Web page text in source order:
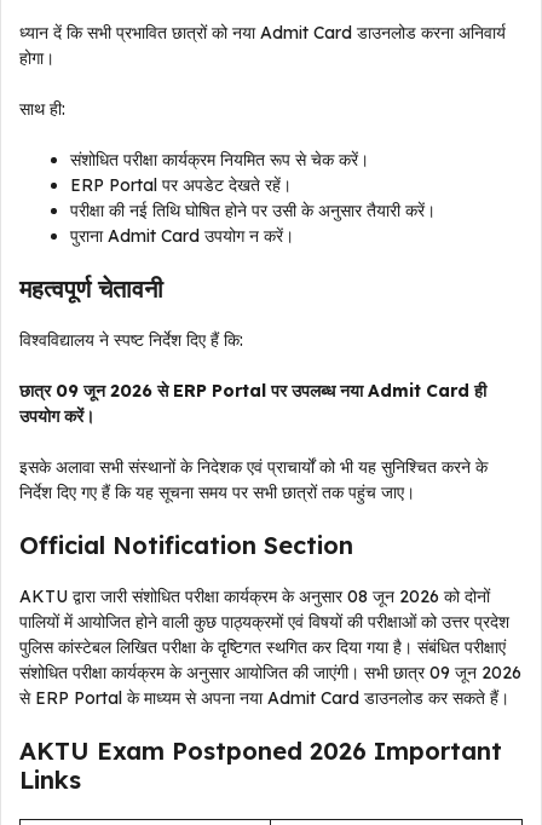
ध्यान दें कि सभी प्रभावित छात्रों को नया Admit Card डाउनलोड करना अनिवार्य
होगा।
साथ ही:
संशोधित परीक्षा कार्यक्रम नियमित रूप से चेक करें।
ERP Portal पर अपडेट देखते रहें।
परीक्षा की नई तिथि घोषित होने पर उसी के अनुसार तैयारी करें।
पुराना Admit Card उपयोग न करें।
महत्वपूर्ण चेतावनी
विश्वविद्यालय ने स्पष्ट निर्देश दिए हैं कि:
छात्र 09 जून 2026 से ERP Portal पर उपलब्ध नया Admit Card ही
उपयोग करें।
इसके अलावा सभी संस्थानों के निदेशक एवं प्राचार्यों को भी यह सुनिश्चित करने के
निर्देश दिए गए हैं कि यह सूचना समय पर सभी छात्रों तक पहुंच जाए।
Official Notification Section
AKTU द्वारा जारी संशोधित परीक्षा कार्यक्रम के अनुसार 08 जून 2026 को दोनों
पालियों में आयोजित होने वाली कुछ पाठ्यक्रमों एवं विषयों की परीक्षाओं को उत्तर प्रदेश
पुलिस कांस्टेबल लिखित परीक्षा के दृष्टिगत स्थगित कर दिया गया है। संबंधित परीक्षाएं
संशोधित परीक्षा कार्यक्रम के अनुसार आयोजित की जाएंगी। सभी छात्र 09 जून 2026
से ERP Portal के माध्यम से अपना नया Admit Card डाउनलोड कर सकते हैं।
AKTU Exam Postponed 2026 Important
Links